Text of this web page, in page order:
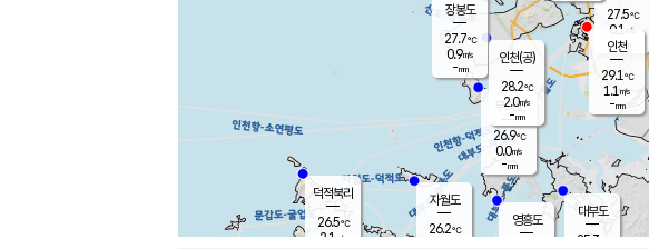
무의도
26.9℃
0.0m/s
-mm
영흥도
자월도
26.2℃
장봉도
27.7℃
0.9m/s
-mm
대부도
25.3
27.5℃
0.1 m/s
-mm
덕적북리
26.5℃
2.1 m/s
인천(공)
28.2℃
2.0m/s
-mm
인천
29.1℃
1.1 m/s
-mm